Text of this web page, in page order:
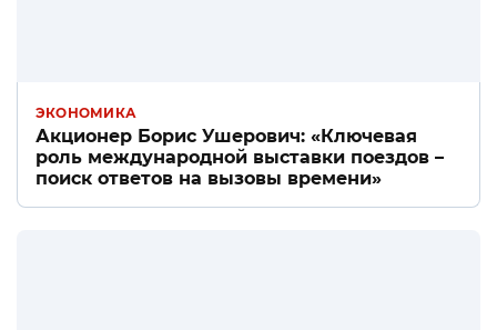
ЭКОНОМИКА
Акционер Борис Ушерович: «Ключевая
роль международной выставки поездов –
поиск ответов на вызовы времени»